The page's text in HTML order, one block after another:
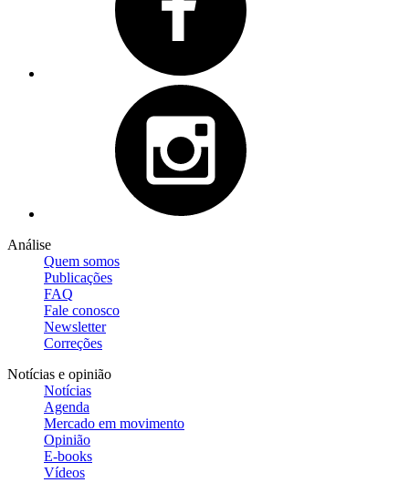
Análise
Quem somos
Publicações
FAQ
Fale conosco
Newsletter
Correções
Notícias e opinião
Notícias
Agenda
Mercado em movimento
Opinião
E-books
Vídeos